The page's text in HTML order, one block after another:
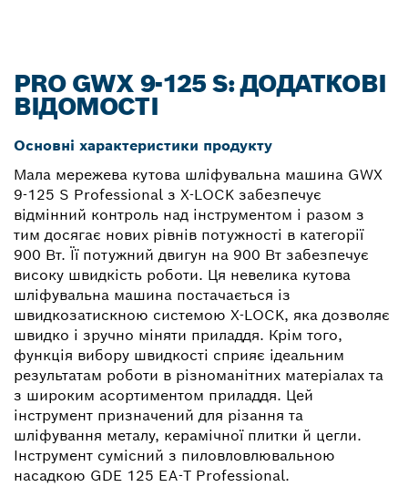
PRO GWX 9-125 S: ДОДАТКОВІ
ВІДОМОСТІ
Основні характеристики продукту
Мала мережева кутова шліфувальна машина GWX
9-125 S Professional з X-LOCK забезпечує
відмінний контроль над інструментом і разом з
тим досягає нових рівнів потужності в категорії
900 Вт. Її потужний двигун на 900 Вт забезпечує
високу швидкість роботи. Ця невелика кутова
шліфувальна машина постачається із
швидкозатискною системою X-LOCK, яка дозволяє
швидко і зручно міняти приладдя. Крім того,
функція вибору швидкості сприяє ідеальним
результатам роботи в різноманітних матеріалах та
з широким асортиментом приладдя. Цей
інструмент призначений для різання та
шліфування металу, керамічної плитки й цегли.
Інструмент сумісний з пиловловлювальною
насадкою GDE 125 EA-T Professional.